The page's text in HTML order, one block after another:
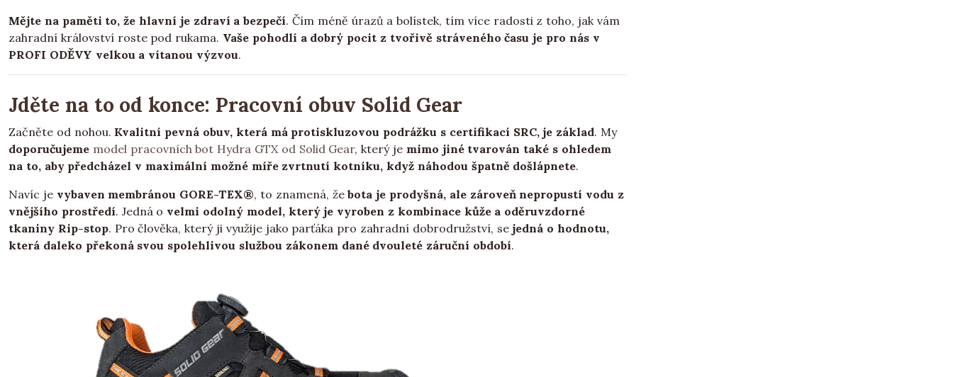
Mějte na paměti to, že hlavní je zdraví a bezpečí. Čím méně úrazů a bolístek, tím více radosti z toho, jak vám
zahradní království roste pod rukama. Vaše pohodlí a dobrý pocit z tvořivě stráveného času je pro nás v
PROFI ODĚVY velkou a vítanou výzvou.
Jděte na to od konce: Pracovní obuv Solid Gear
Začněte od nohou. Kvalitní pevná obuv, která má protiskluzovou podrážku s certifikací SRC, je základ. My
doporučujeme model pracovních bot Hydra GTX od Solid Gear, který je mimo jiné tvarován také s ohledem
na to, aby předcházel v maximální možné míře zvrtnutí kotníku, když náhodou špatně došlápnete.
Navíc je vybaven membránou GORE-TEX®, to znamená, žebota je prodyšná, ale zároveň nepropustí vodu z
vnějšího prostředí. Jedná o velmi odolný model, který je vyroben z kombinace kůže a oděruvzdorné
tkaniny Rip-stop. Pro člověka, který ji využije jako parťáka pro zahradní dobrodružství, sejedná o hodnotu,
která daleko překoná svou spolehlivou službou zákonem dané dvouleté záruční období.